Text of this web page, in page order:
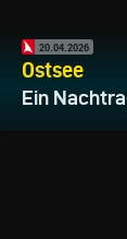
20.04.2026
Ostsee
Ein